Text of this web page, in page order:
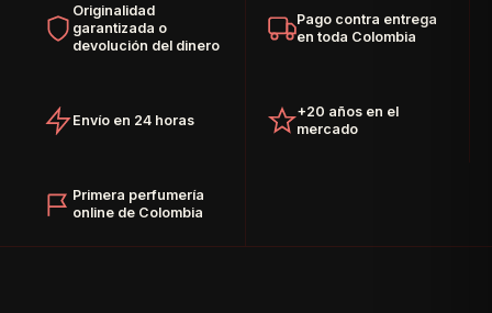
Originalidad
garantizada o
devolución del dinero
Pago contra entrega
en toda Colombia
Envío en 24 horas
+20 años en el
mercado
Primera perfumería
online de Colombia